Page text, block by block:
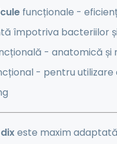
funcționale -
împotriva bacteriilor
- anatomică și
- pentru utilizare
este maxim